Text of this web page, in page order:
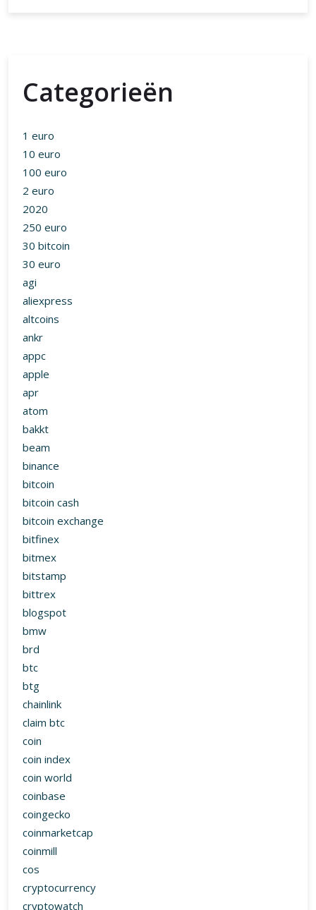
Categorieën
1 euro
10 euro
100 euro
2 euro
2020
250 euro
30 bitcoin
30 euro
agi
aliexpress
altcoins
ankr
appc
apple
apr
atom
bakkt
beam
binance
bitcoin
bitcoin cash
bitcoin exchange
bitfinex
bitmex
bitstamp
bittrex
blogspot
bmw
brd
btc
btg
chainlink
claim btc
coin
coin index
coin world
coinbase
coingecko
coinmarketcap
coinmill
cos
cryptocurrency
cryptowatch